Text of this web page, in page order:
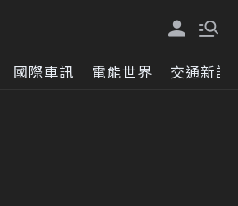
國際車訊 電能世界 交通新訊